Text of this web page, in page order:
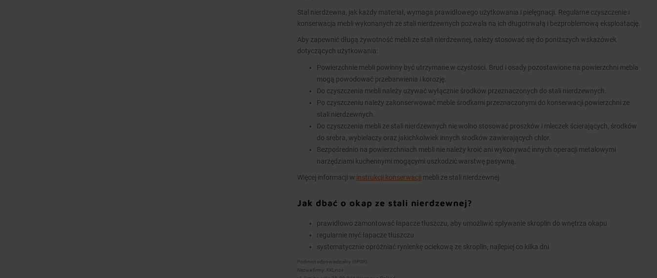
Stal nierdzewna, jak każdy materiał, wymaga prawidłowego użytkowania i pielęgnacji. Regularne czyszczenie i
konserwacja mebli wykonanych ze stali nierdzewnych pozwala na ich długotrwałą i bezproblemową eksploatację.
Aby zapewnić długą żywotność mebli ze stali nierdzewnej, należy stosować się do poniższych wskazówek
dotyczących użytkowania:
Powierzchnie mebli powinny być utrzymane w czystości. Brud i osady pozostawione na powierzchni mebla
mogą powodować przebarwienia i korozję.
Do czyszczenia mebli należy używać wyłącznie środków przeznaczonych do stali nierdzewnych.
Po czyszczeniu należy zakonserwować meble środkami przeznaczonymi do konserwacji powierzchni ze
stali nierdzewnych.
Do czyszczenia mebli ze stali nierdzewnych nie wolno stosować proszków i mleczek ścierających, środków
do srebra, wybielaczy oraz jakichkolwiek innych środków zawierających chlor.
Bezpośrednio na powierzchniach mebli nie należy kroić ani wykonywać innych operacji metalowymi
narzędziami kuchennymi mogącymi uszkodzić warstwę pasywną.
Więcej informacji w instrukcji konserwacji mebli ze stali nierdzewnej
Jak dbać o okap ze stali nierdzewnej?
prawidłowo zamontować łapacze tłuszczu, aby umożliwić spływanie skroplin do wnętrza okapu
regularnie myć łapacze tłuszczu
systematycznie opróżniać rynienkę ociekową ze skroplin, najlepiej co kilka dni
Podmiot odpowiedzialny (GPSR):
Nazwa firmy: XXLinox